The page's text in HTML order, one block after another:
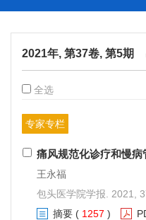
2021年, 第37卷, 第5期
全选
专家专栏
痛风规范化诊疗和慢病
王永福
包头医学院学报. 2021,
摘要 ( 1257 )